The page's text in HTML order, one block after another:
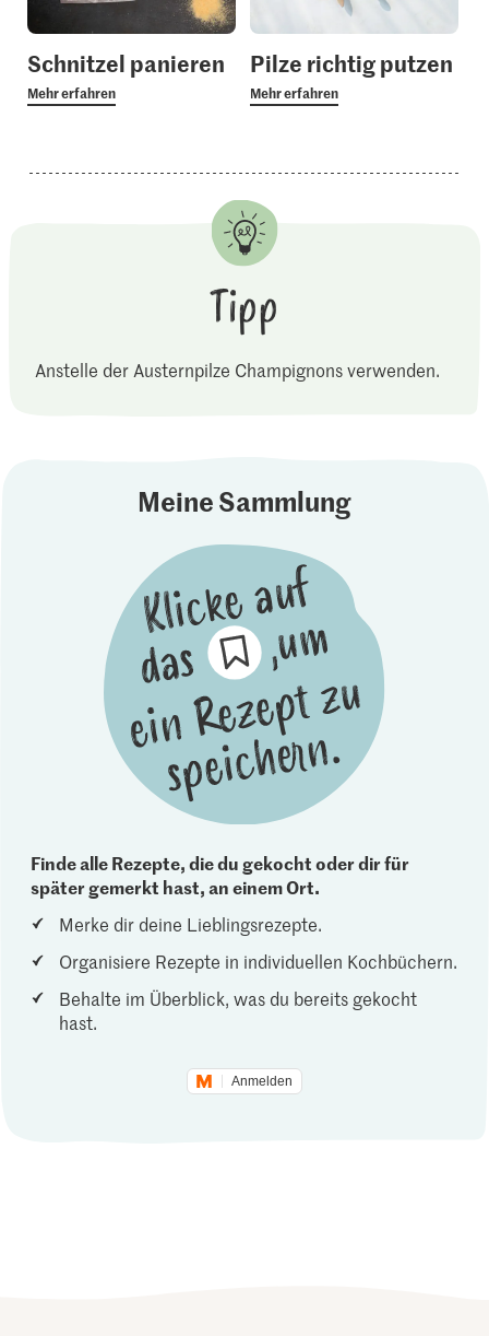
Schnitzel panieren
Mehr erfahren
Pilze richtig putzen
Mehr erfahren
Tipp
Anstelle der Austernpilze Champignons verwenden.
Meine Sammlung
Finde alle Rezepte, die du gekocht oder dir für
später gemerkt hast, an einem Ort.
Merke dir deine Lieblingsrezepte.
Organisiere Rezepte in individuellen Kochbüchern.
Behalte im Überblick, was du bereits gekocht
hast.
Anmelden